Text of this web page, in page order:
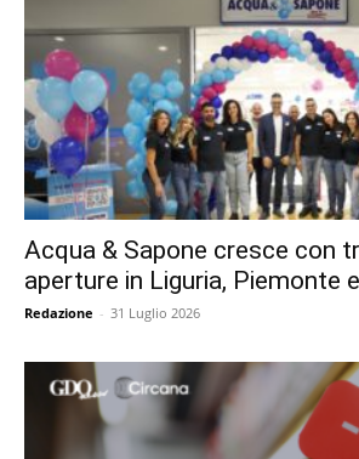
Acqua & Sapone cresce con
aperture in Liguria, Piemonte
Redazione - 31 Luglio 2026